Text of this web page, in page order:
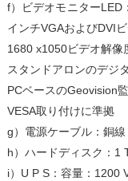
f）ビデオモニターLED
インチVGAおよびDVI
1680 x1050ビデオ解像
スタンドアロンのデジ
PCベースのGeovision
VESA取り付けに準拠
g）電源ケーブル：銅線
h）ハードディスク：1
i）U P S：容量：1200